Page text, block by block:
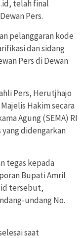
telah final
Pers.
pelanggaran kode
dan sidang
Pers di Dewan
Pers, Herutjhajo
Hakim secara
Agung (SEMA) RI
yang didengarkan
tegas kepada
Bupati Amril
tersebut,
undang No.
saat